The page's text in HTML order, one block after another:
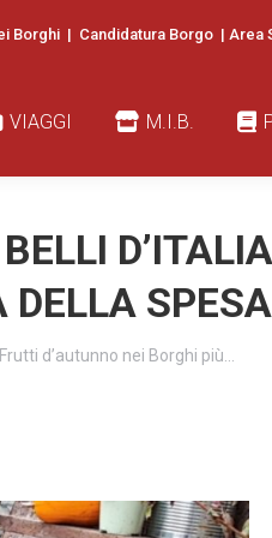
Borghi | Candidatura Borgo | Area
VIAGGI M.I.B.
DELLA
Frutti d’autunno nei Borghi più…
M.I.B.